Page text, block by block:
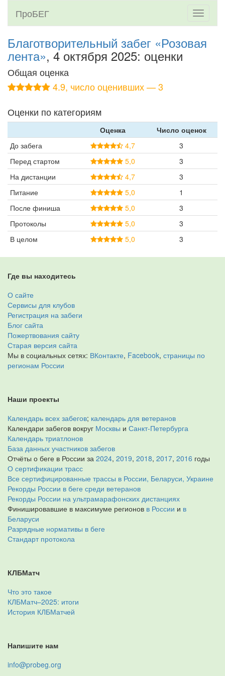
Toggle
ПроБЕГ
Благотворительный забег «Розовая
лента», 4 октября 2025: оценки
Общая оценка
4.9, число оценивших — 3
Оценки по категориям
Оценка
Число оценок
До забега
4,7
3
Перед стартом
5,0
3
На дистанции
4,7
3
Питание
5,0
1
После финиша
5,0
3
Протоколы
5,0
3
В целом
5,0 3
Где вы находитесь
О сайте
Сервисы для клубов
Регистрация на забеги
Блог сайта
Пожертвования сайту
Старая версия сайта
Мы в социальных сетях: ВКонтакте, Facebook, страницы по
регионам России
Наши проекты
Календарь всех забегов; календарь для ветеранов
Календари забегов вокруг Москвы и Санкт-Петербурга
Календарь триатлонов
База данных участников забегов
Отчёты о беге в России за 2024, 2019, 2018, 2017, 2016 годы
О сертификации трасс
Все сертифицированные трассы в России, Беларуси, Украине
Рекорды России в беге среди ветеранов
Рекорды России на ультрамарафонских дистанциях
Финишировавшие в максимуме регионов в России и в
Беларуси
Разрядные нормативы в беге
Стандарт протокола
КЛБМатч
Что это такое
КЛБМатч–2025: итоги
История КЛБМатчей
Напишите нам
info@probeg.org